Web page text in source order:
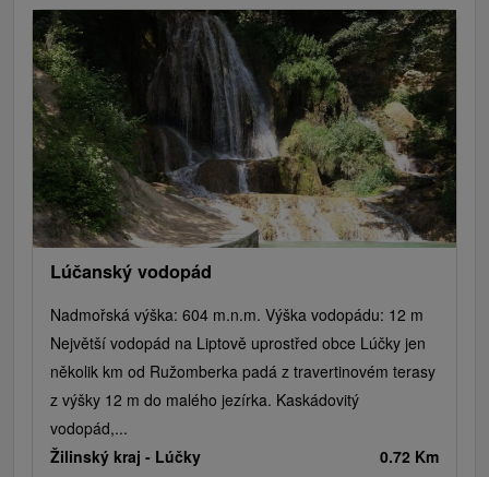
Lúčanský vodopád
Nadmořská výška: 604 m.n.m. Výška vodopádu: 12 m
Největší vodopád na Liptově uprostřed obce Lúčky jen
několik km od Ružomberka padá z travertinovém terasy
z výšky 12 m do malého jezírka. Kaskádovitý
vodopád,...
Žilinský kraj - Lúčky 0.72 Km